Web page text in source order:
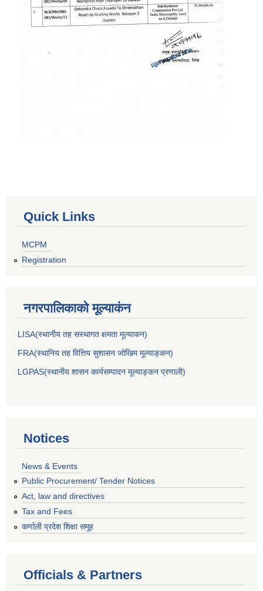
Quick Links
MCPM
Registration
नगरपालिकाकाे मूल्याकंन
LISA(स्थानीय तह सस्थागत क्षमता मूल्याक‌न)
FRA(स्थानिय तह वित्तिय सुशासन जोखिम मूल्याङ्कन)
LGPAS(स्थानीय शासन कार्यसम्पादन मूल्याङ्कन प्रणाली)
Notices
News & Events
Public Procurement/ Tender Notices
Act, law and directives
Tax and Fees
कर्णाली प्रदेश शिक्षा समूह
Officials & Partners